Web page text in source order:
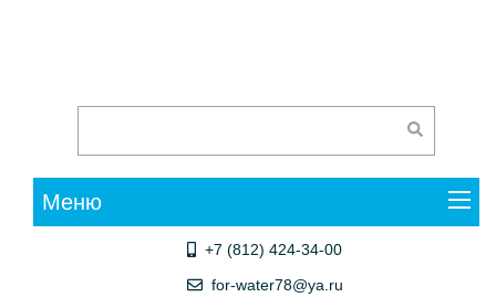
+7 (812) 424-34-00
for-water78@ya.ru
Меню